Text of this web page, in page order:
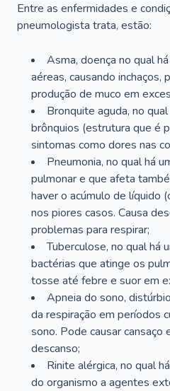
Entre as enfermidades e
pneumologista trata, estão:
Asma, doença no qual
aéreas, causando inchaços,
produção de muco em
Bronquite aguda, no
brônquios (estrutura que é
sintomas como dores nas
Pneumonia, no qual há
pulmonar e que afeta
haver o acúmulo de líquido
nos piores casos. Causa
problemas para respirar;
Tuberculose, no qual há
bactérias que atinge os
tosse até febre e suor em
Apneia do sono,
da respiração em períodos
sono. Pode causar cansaço
descanso;
Rinite alérgica, no qual
do organismo a agentes